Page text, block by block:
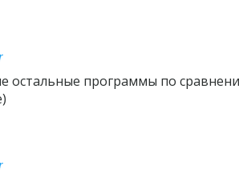
остальные программы по